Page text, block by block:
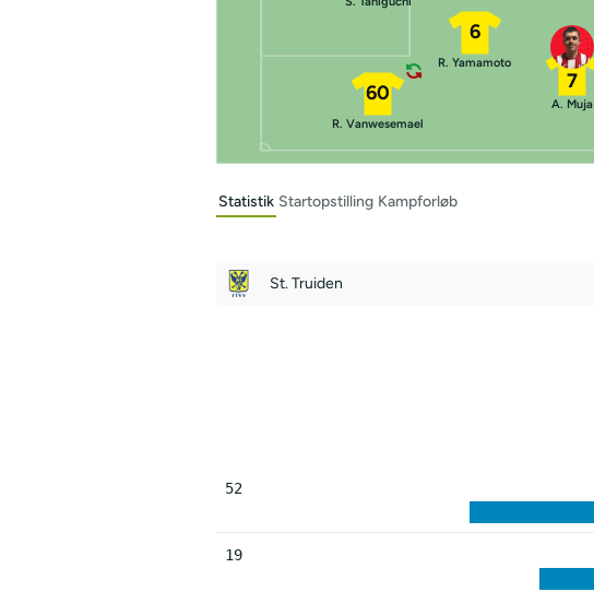
60
R. Vanwesemael
6
R. Yamamoto
7
A. Muja
Statistik Startopstilling Kampforløb
St. Truiden
52
19